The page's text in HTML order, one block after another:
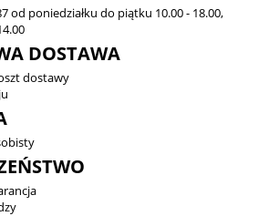
od poniedziałku do piątku 10.00 - 18.00,
DOSTAWA
dostawy